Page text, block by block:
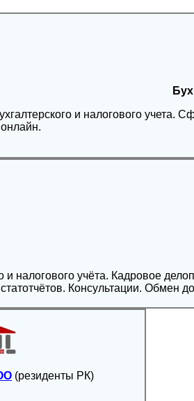
и налогового учета.
и налогового учёта. Кадровое
Консультации. Обмен
(резиденты РК)